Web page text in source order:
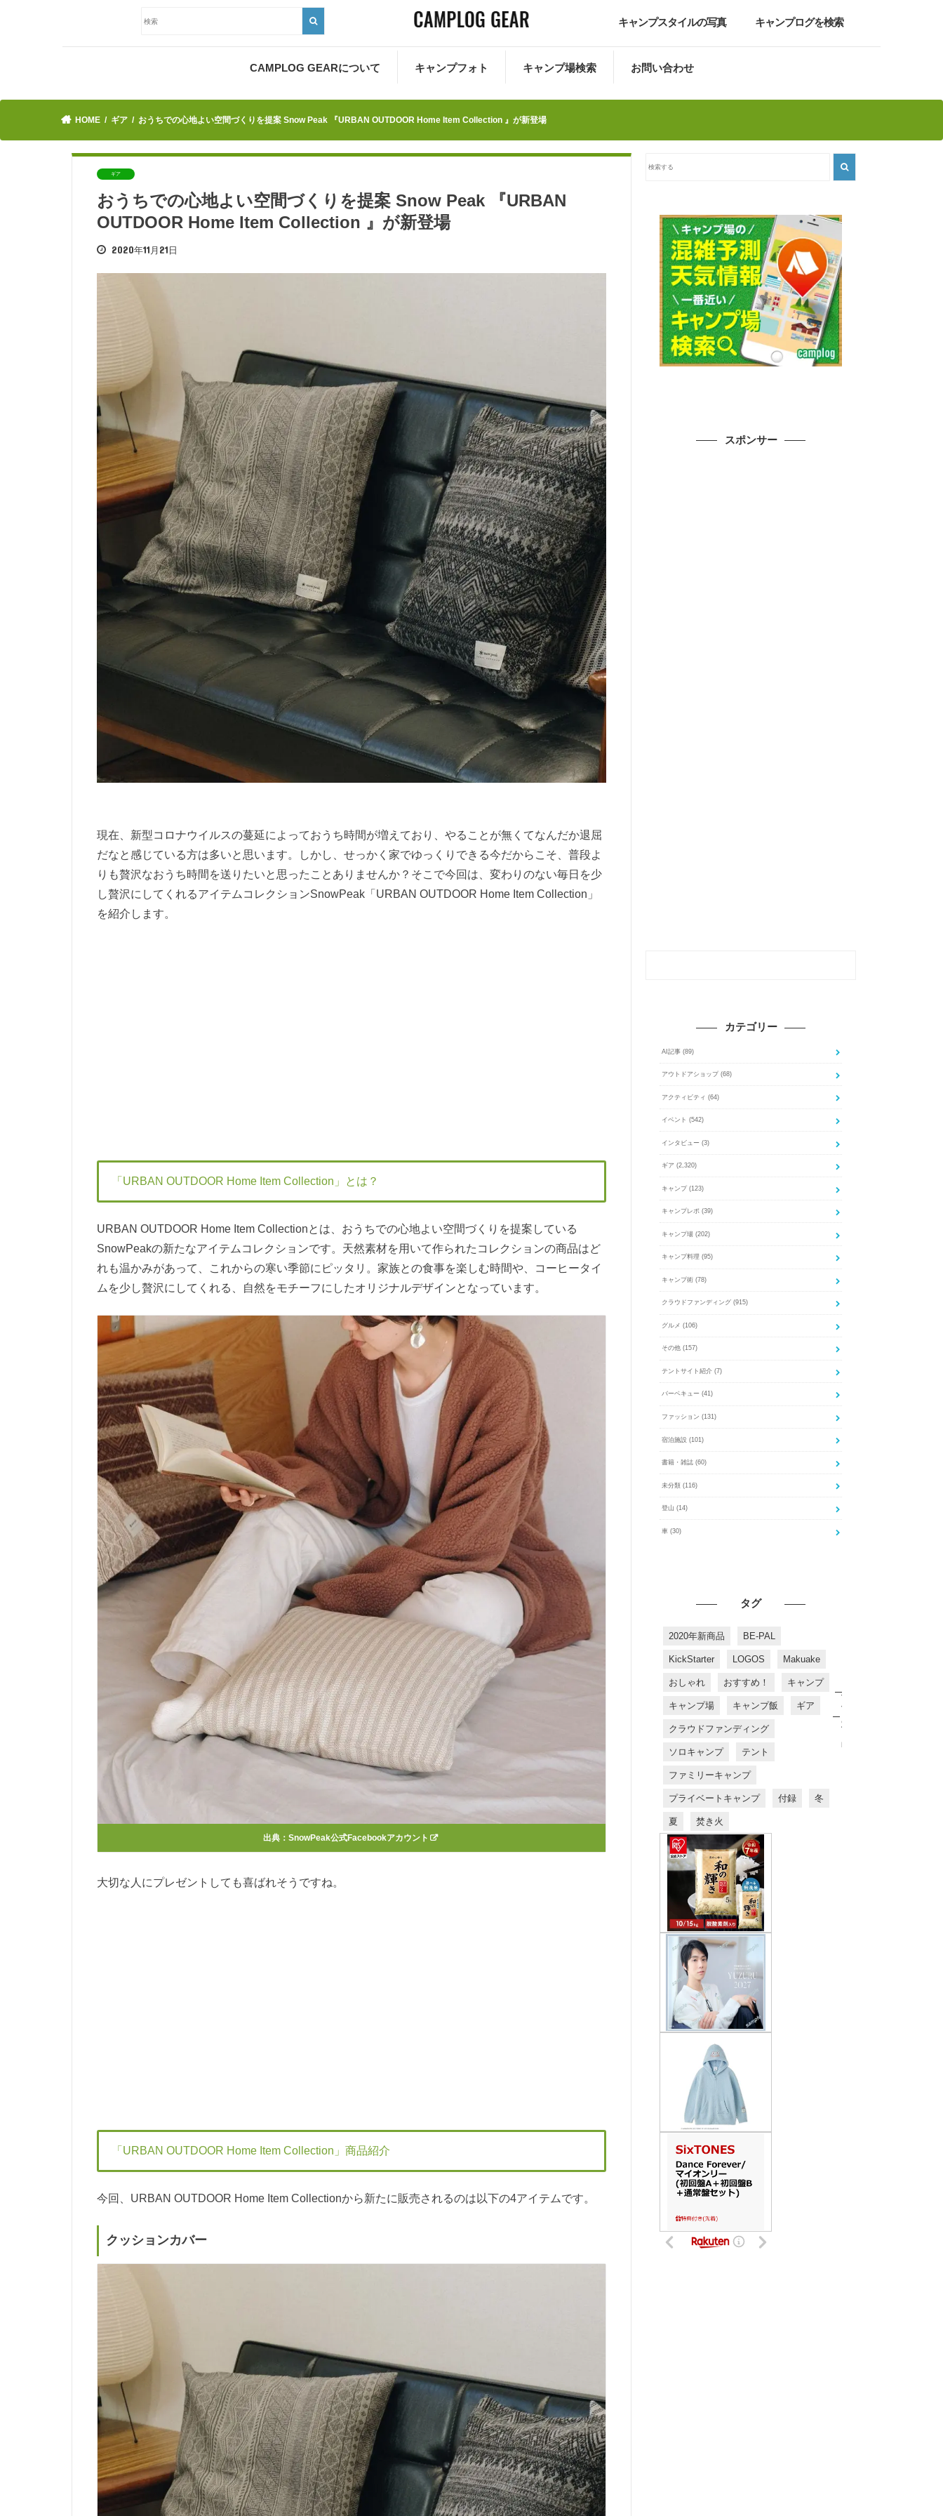
キャンプスタイルの写真 キャンプログを検索
CAMPLOG GEARについて キャンプフォト キャンプ場検索 お問い合わせ
HOME ギア おうちでの心地よい空間づくりを提案 Snow Peak 『URBAN OUTDOOR Home Item Collection 』が新登場
ギア
おうちでの心地よい空間づくりを提案 Snow Peak 『URBAN
OUTDOOR Home Item Collection 』が新登場
2020年11月21日
現在、新型コロナウイルスの蔓延によっておうち時間が増えており、やることが無くてなんだか退屈
だなと感じている方は多いと思います。しかし、せっかく家でゆっくりできる今だからこそ、普段よ
りも贅沢なおうち時間を送りたいと思ったことありませんか？そこで今回は、変わりのない毎日を少
し贅沢にしてくれるアイテムコレクションSnowPeak「URBAN OUTDOOR Home Item Collection」
を紹介します。
「URBAN OUTDOOR Home Item Collection」とは？
URBAN OUTDOOR Home Item Collectionとは、おうちでの心地よい空間づくりを提案している
SnowPeakの新たなアイテムコレクションです。天然素材を用いて作られたコレクションの商品はど
れも温かみがあって、これからの寒い季節にピッタリ。家族との食事を楽しむ時間や、コーヒータイ
ムを少し贅沢にしてくれる、自然をモチーフにしたオリジナルデザインとなっています。
出典：SnowPeak公式Facebookアカウント
大切な人にプレゼントしても喜ばれそうですね。
「URBAN OUTDOOR Home Item Collection」商品紹介
今回、URBAN OUTDOOR Home Item Collectionから新たに販売されるのは以下の4アイテムです。
クッションカバー
スポンサー
カテゴリー
AI記事 (89)
アウトドアショップ (68)
アクティビティ (64)
イベント (542)
インタビュー (3)
ギア (2,320)
キャンプ (123)
キャンプレポ (39)
キャンプ場 (202)
キャンプ料理 (95)
キャンプ術 (78)
クラウドファンディング (915)
グルメ (106)
その他 (157)
テントサイト紹介 (7)
バーベキュー (41)
ファッション (131)
宿泊施設 (101)
書籍・雑誌 (60)
未分類 (116)
登山 (14)
車 (30)
タグ
2020年新商品 BE-PAL
KickStarter LOGOS Makuake
おしゃれ おすすめ！ キャンプ
キャンプ場 キャンプ飯 ギア
クラウドファンディング
ソロキャンプ テント
ファミリーキャンプ
プライベートキャンプ 付録 冬
夏 焚き火
す
す
め
商
品